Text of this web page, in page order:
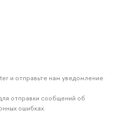
и отправьте нам уведомление.
отправки сообщений об
ошибках.